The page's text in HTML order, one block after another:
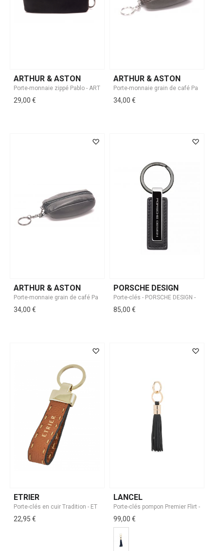
ARTHUR & ASTON
29,00 €
ARTHUR & ASTON
34,00 €
ARTHUR & ASTON
34,00 €
PORSCHE DESIGN
85,00 €
ETRIER
22,95 €
LANCEL
99,00 €